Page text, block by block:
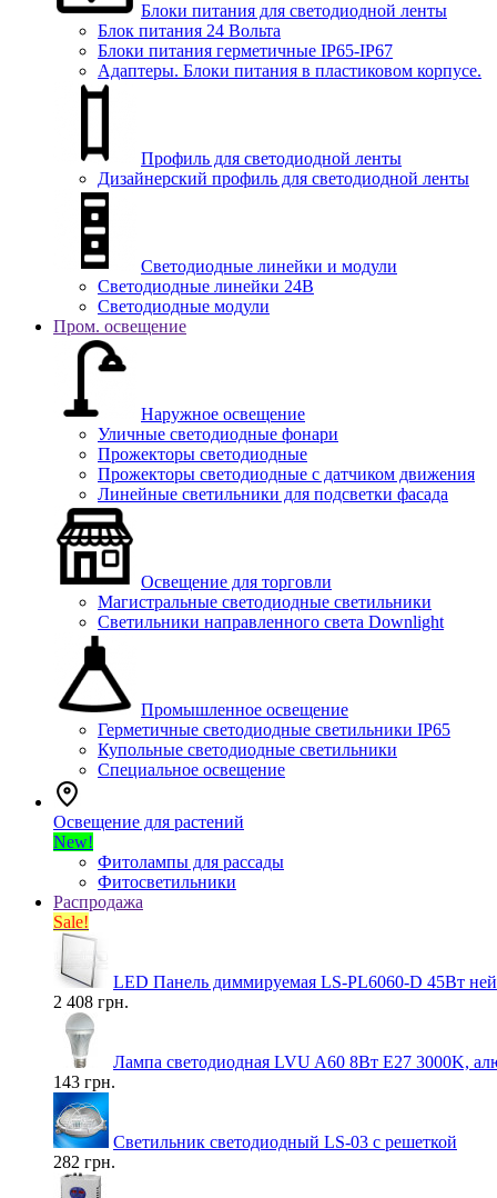
Блоки питания для светодиодной ленты
Блок питания 24 Вольта
Блоки питания герметичные IP65-IP67
Адаптеры. Блоки питания в пластиковом корпусе.
Профиль для светодиодной ленты
Дизайнерский профиль для светодиодной ленты
Светодиодные линейки и модули
Светодиодные линейки 24В
Светодиодные модули
Пром. освещение
Наружное освещение
Уличные светодиодные фонари
Прожекторы светодиодные
Прожекторы светодиодные с датчиком движения
Линейные светильники для подсветки фасада
Освещение для торговли
Магистральные светодиодные светильники
Светильники направленного света Downlight
Промышленное освещение
Герметичные светодиодные светильники IP65
Купольные светодиодные светильники
Специальное освещение
Освещение для растений
New!
Фитолампы для рассады
Фитосветильники
Распродажа
Sale!
LED Панель диммируемая LS-PL6060-D 45Вт
2 408 грн.
Лампа светодиодная LVU A60 8Вт E27 3000K,
143 грн.
Светильник светодиодный LS-03 с решеткой
282 грн.